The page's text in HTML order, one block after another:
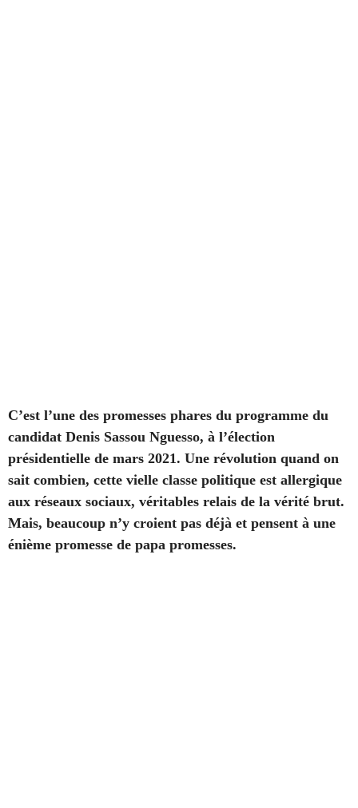
C’est l’une des promesses phares du programme du
candidat Denis Sassou Nguesso, à l’élection
présidentielle de mars 2021. Une révolution quand on
sait combien, cette vielle classe politique est allergique
aux réseaux sociaux, véritables relais de la vérité brut.
Mais, beaucoup n’y croient pas déjà et pensent à une
énième promesse de papa promesses.